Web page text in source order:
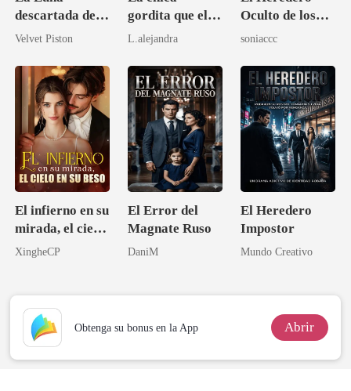
descartada del
Alfa
Velvet Piston
gordita que el
CEO invalidó
L.alejandra
Oculto de los
Santoro
soniaccc
El infierno en su
mirada, el cielo
en su beso
XingheCP
El Error del
Magnate Ruso
DaniM
El Heredero
Impostor
Mundo Creativo
Obtenga su bonus en la App Abrir